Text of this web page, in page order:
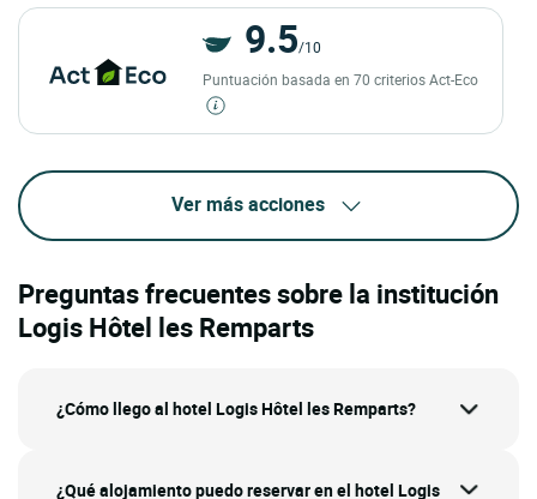
9.5/10
Puntuación basada en 70 criterios Act-Eco
Ver más acciones
Preguntas frecuentes sobre la institución
Logis Hôtel les Remparts
¿Cómo llego al hotel Logis Hôtel les Remparts?
¿Qué alojamiento puedo reservar en el hotel Logis